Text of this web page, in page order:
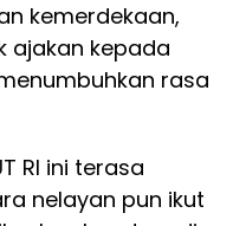
kemerdekaan,
ajakan kepada
rasa
RI ini terasa
nelayan pun ikut